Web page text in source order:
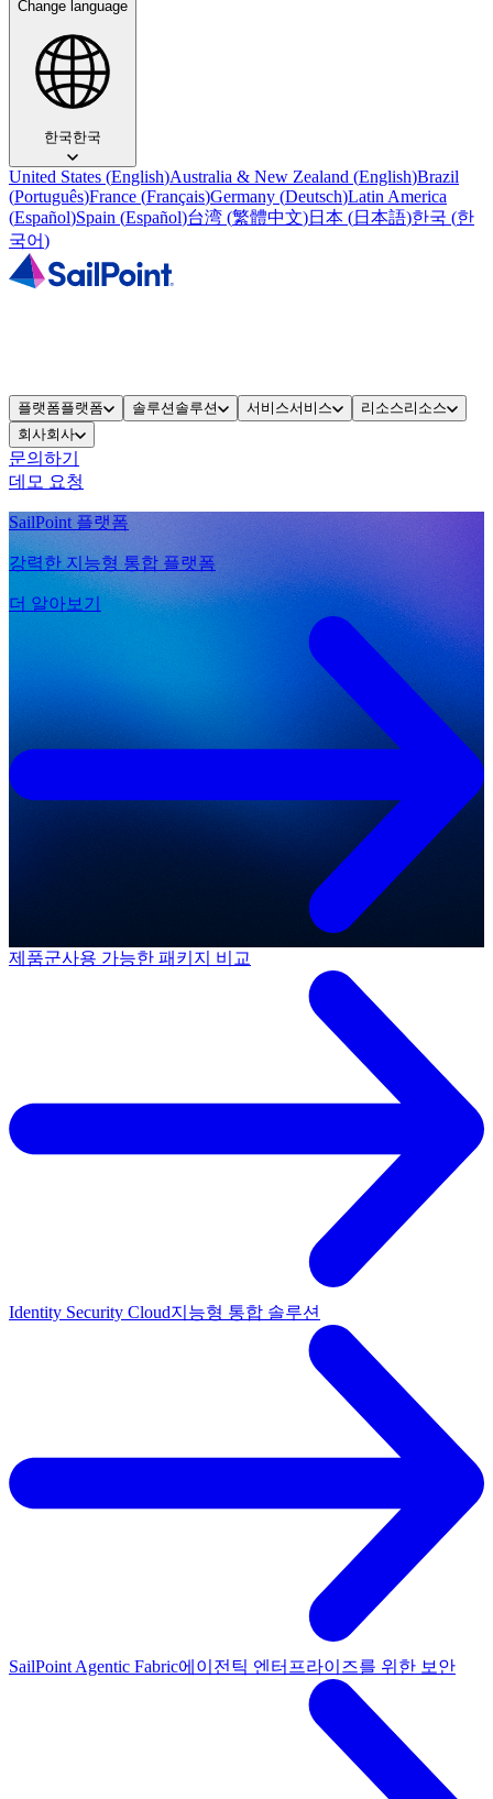
Change language
한국한국
United States (English)Australia & New Zealand (English)Brazil
(Português)France (Français)Germany (Deutsch)Latin America
(Español)Spain (Español)台湾 (繁體中文)日本 (日本語)한국 (한
국어)
플랫폼플랫폼 솔루션 솔루션 서비스서비스 리소스리소스
회사회사
문의하기
데모 요청
SailPoint 플랫폼
강력한 지능형 통합 플랫폼
더 알아보기
제품군사용 가능한 패키지 비교
Identity Security Cloud지능형 통합 솔루션
SailPoint Agentic Fabric에이전틱 엔터프라이즈를 위한 보안